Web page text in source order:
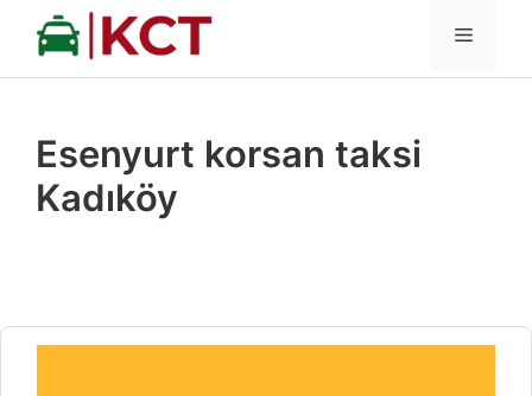
İçeriğe
MENÜ
Esenyurt korsan taksi
Kadıköy